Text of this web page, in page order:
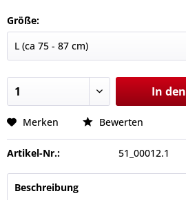
Größe:
In den
Merken Bewerten
Artikel-Nr.: 51_00012.1
Beschreibung